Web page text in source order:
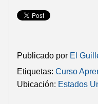
Publicado por El
Etiquetas: Curso
Ubicación: Estados